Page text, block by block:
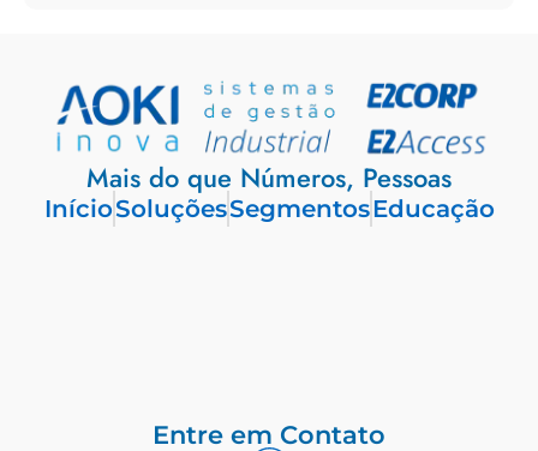
Mais do que Números, Pessoas
InícioSoluçõesSegmentosEducação
Entre em Contato